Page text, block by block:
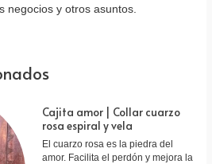
negocios y otros asuntos.
Cajita amor | Collar cuarzo
rosa espiral y vela
El cuarzo rosa es la piedra del
amor. Facilita el perdón y mejora la